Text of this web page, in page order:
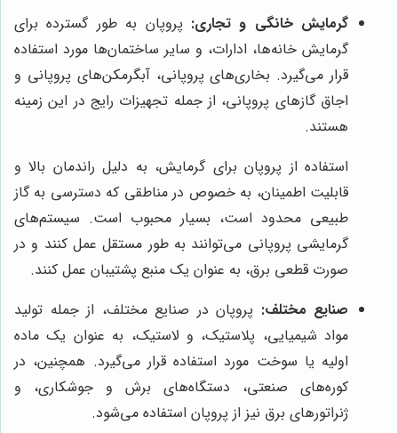
گرمایش خانگی و تجاری: پروپان به طور گسترده برای
گرمایش خانه‌ها، ادارات، و سایر ساختمان‌ها مورد استفاده
قرار می‌گیرد. بخاری‌های پروپانی، آبگرمکن‌های پروپانی و
اجاق گازهای پروپانی، از جمله تجهیزات رایج در این زمینه
هستند.
استفاده از پروپان برای گرمایش، به دلیل راندمان بالا و
قابلیت اطمینان، به خصوص در مناطقی که دسترسی به گاز
طبیعی محدود است، بسیار محبوب است. سیستم‌های
گرمایشی پروپانی می‌توانند به طور مستقل عمل کنند و در
صورت قطعی برق، به عنوان یک منبع پشتیبان عمل کنند.
صنایع مختلف: پروپان در صنایع مختلف، از جمله تولید
مواد شیمیایی، پلاستیک، و لاستیک، به عنوان یک ماده
اولیه یا سوخت مورد استفاده قرار می‌گیرد. همچنین، در
کوره‌های صنعتی، دستگاه‌های برش و جوشکاری، و
ژنراتورهای برق نیز از پروپان استفاده می‌شود.